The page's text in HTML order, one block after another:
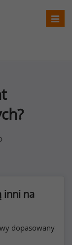
inni na
dopasowany